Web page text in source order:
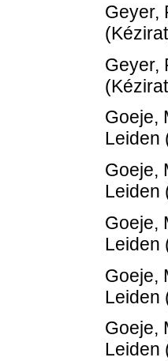
Geyer,
Geyer,
Goeje,
Leiden
Goeje,
Leiden
Goeje,
Leiden
Goeje,
Leiden
Goeje,
Leiden